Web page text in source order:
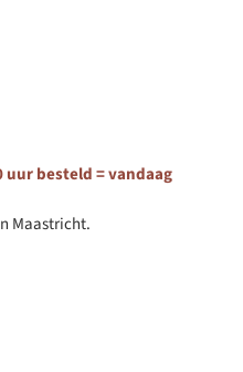
uur besteld = vandaag
Maastricht.